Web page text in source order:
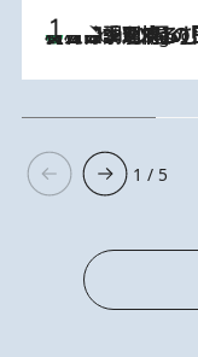
3 Hours Ago
【大分・別府】「今一番おいしい食材を調理する」1日2組限定・ミシュラン
1 / 5